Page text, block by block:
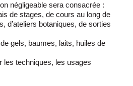
négligeable sera consacrée :
de stages, de cours au long de
d’ateliers botaniques, de sorties
gels, baumes, laits, huiles de
les techniques, les usages